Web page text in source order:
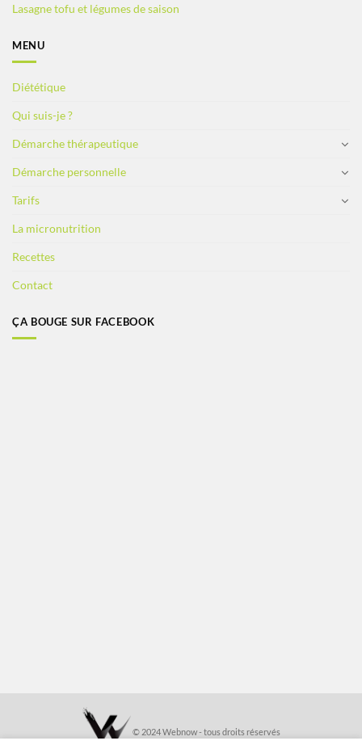
Lasagne tofu et légumes de saison
MENU
Diététique
Qui suis-je ?
Démarche thérapeutique
Démarche personnelle
Tarifs
La micronutrition
Recettes
Contact
ÇA BOUGE SUR FACEBOOK
© 2024 Webnow - tous droits réservés